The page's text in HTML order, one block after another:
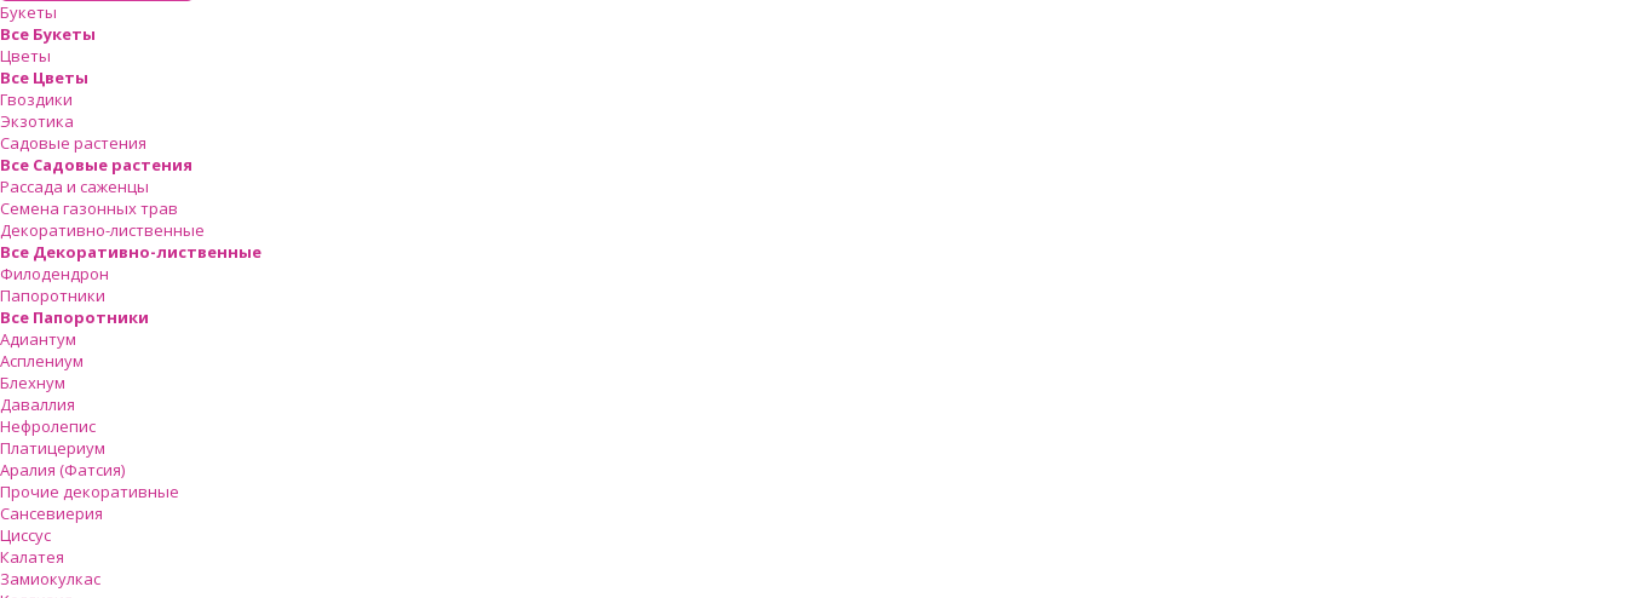
Букеты
Все Букеты
Цветы
Все Цветы
Гвоздики
Экзотика
Садовые растения
Все Садовые растения
Рассада и саженцы
Семена газонных трав
Декоративно-лиственные
Все Декоративно-лиственные
Филодендрон
Папоротники
Все Папоротники
Адиантум
Асплениум
Блехнум
Даваллия
Нефролепис
Платицериум
Аралия (Фатсия)
Прочие декоративные
Сансевиерия
Циссус
Калатея
Замиокулкас